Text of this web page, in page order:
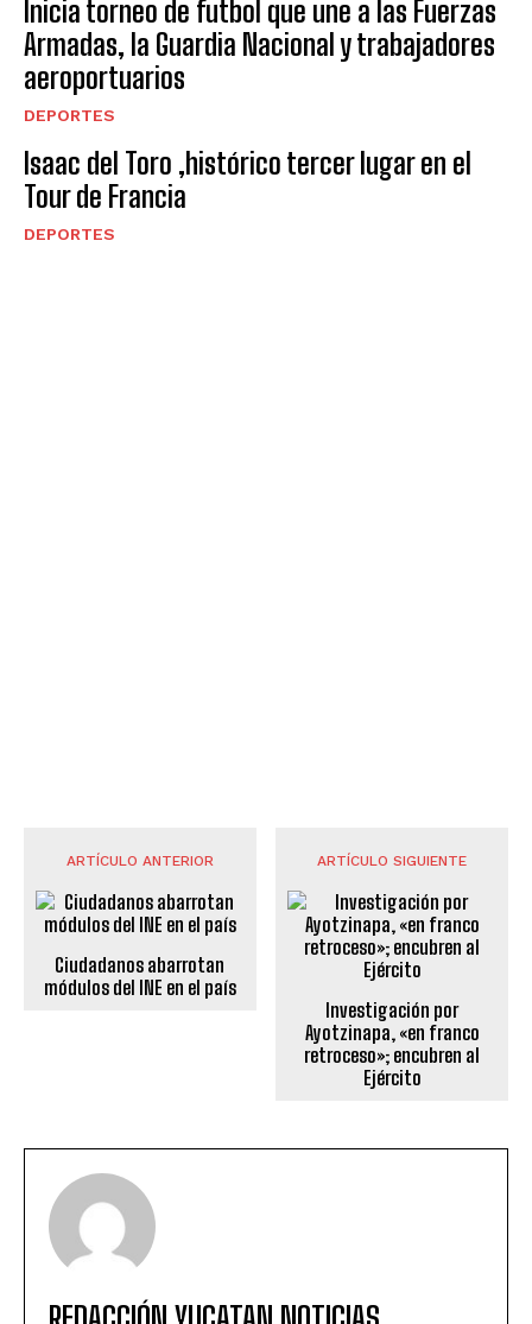
Inicia torneo de futbol que une a las Fuerzas
Armadas, la Guardia Nacional y trabajadores
aeroportuarios
DEPORTES
Isaac del Toro ,histórico tercer lugar en el
Tour de Francia
DEPORTES
ARTÍCULO ANTERIOR
Ciudadanos abarrotan
módulos del INE en el país
ARTÍCULO SIGUIENTE
Investigación por
Ayotzinapa, «en franco
retroceso»; encubren al
Ejército